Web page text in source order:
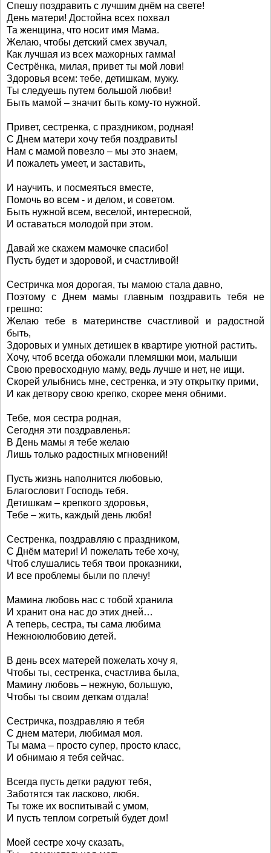
Спешу поздравить с лучшим днём на свете!
День матери! Достойна всех похвал
Та женщина, что носит имя Мама.
Желаю, чтобы детский смех звучал,
Как лучшая из всех мажорных гамма!
Сестрёнка, милая, привет ты мой лови!
Здоровья всем: тебе, детишкам, мужу.
Ты следуешь путем большой любви!
Быть мамой – значит быть кому-то нужной.
Привет, сестренка, с праздником, родная!
С Днем матери хочу тебя поздравить!
Нам с мамой повезло – мы это знаем,
И пожалеть умеет, и заставить,
И научить, и посмеяться вместе,
Помочь во всем - и делом, и советом.
Быть нужной всем, веселой, интересной,
И оставаться молодой при этом.
Давай же скажем мамочке спасибо!
Пусть будет и здоровой, и счастливой!
Сестричка моя дорогая, ты мамою стала давно,
Поэтому с Днем мамы главным поздравить тебя не
грешно:
Желаю тебе в материнстве счастливой и радостной
быть,
Здоровых и умных детишек в квартире уютной растить.
Хочу, чтоб всегда обожали племяшки мои, малыши
Свою превосходную маму, ведь лучше и нет, не ищи.
Скорей улыбнись мне, сестренка, и эту открытку прими,
И как детвору свою крепко, скорее меня обними.
Тебе, моя сестра родная,
Сегодня эти поздравленья:
В День мамы я тебе желаю
Лишь только радостных мгновений!
Пусть жизнь наполнится любовью,
Благословит Господь тебя.
Детишкам – крепкого здоровья,
Тебе – жить, каждый день любя!
Сестренка, поздравляю с праздником,
С Днём матери! И пожелать тебе хочу,
Чтоб слушались тебя твои проказники,
И все проблемы были по плечу!
Мамина любовь нас с тобой хранила
И хранит она нас до этих дней…
А теперь, сестра, ты сама любима
Нежноюлюбовию детей.
В день всех матерей пожелать хочу я,
Чтобы ты, сестренка, счастлива была,
Мамину любовь – нежную, большую,
Чтобы ты своим деткам отдала!
Сестричка, поздравляю я тебя
С днем матери, любимая моя.
Ты мама – просто супер, просто класс,
И обнимаю я тебя сейчас.
Всегда пусть детки радуют тебя,
Заботятся так ласково, любя.
Ты тоже их воспитывай с умом,
И пусть теплом согретый будет дом!
Моей сестре хочу сказать,